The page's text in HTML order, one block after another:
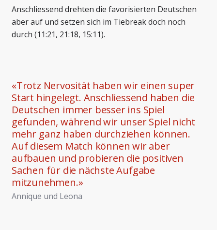
Anschliessend drehten die favorisierten Deutschen
aber auf und setzen sich im Tiebreak doch noch
durch (11:21, 21:18, 15:11).
«Trotz Nervosität haben wir einen super
Start hingelegt. Anschliessend haben die
Deutschen immer besser ins Spiel
gefunden, während wir unser Spiel nicht
mehr ganz haben durchziehen können.
Auf diesem Match können wir aber
aufbauen und probieren die positiven
Sachen für die nächste Aufgabe
mitzunehmen.»
Annique und Leona